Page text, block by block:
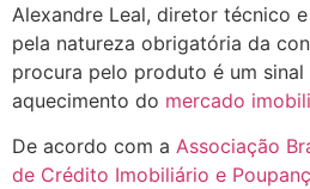
Alexandre Leal, diretor técnico
pela natureza obrigatória da
procura pelo produto é um
aquecimento do mercado
De acordo com a Associação
de Crédito Imobiliário e